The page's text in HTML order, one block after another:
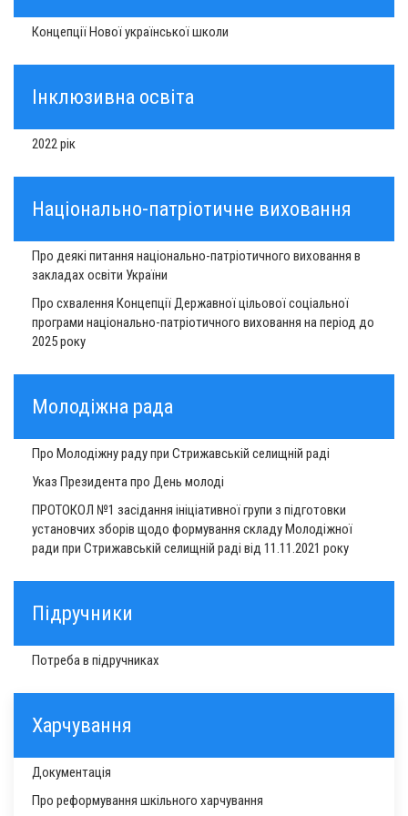
Концепції Нової української школи
Інклюзивна освіта
2022 рік
Національно-патріотичне виховання
Про деякі питання національно-патріотичного виховання в
закладах освіти України
Про схвалення Концепції Державної цільової соціальної
програми національно-патріотичного виховання на період до
2025 року
Молодіжна рада
Про Молодіжну раду при Стрижавській селищній раді
Указ Президента про День молоді
ПРОТОКОЛ №1 засідання ініціативної групи з підготовки
установчих зборів щодо формування складу Молодіжної
ради при Стрижавській селищній раді від 11.11.2021 року
Підручники
Потреба в підручниках
Харчування
Документація
Про реформування шкільного харчування